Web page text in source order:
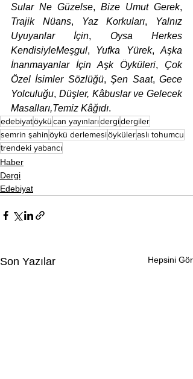
Sular Ne Güzelse, Bize Umut Gerek
Trajik Nüans, Yaz Korkuları, Yalnız
Uyuyanlar İçin, Oysa Herkes
KendisiyleMeşgul, Yufka Yürek, Aşka
İnanmayanlar İçin Aşk Öyküleri, Çok
Özel İsimler Sözlüğü, Şen Saat, Gece
Yolculuğu, Düşler, Kâbuslar ve Gelecek
Masalları,Temiz Kâğıdı.
edebiyatöykücan yayınlarıdergidergiler
semrin şahinöykü derlemesiöyküleraslı tohumcu
trendeki yabancı
Haber
Dergi
Edebiyat
Son Yazılar Hepsini Gör